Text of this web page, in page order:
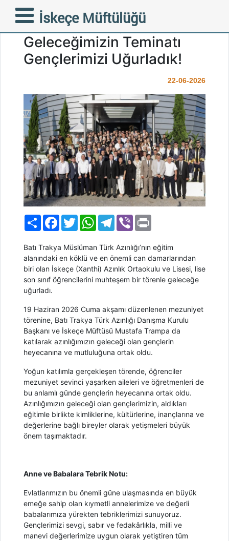
İskeçe Müftülüğü
İskeçe Azınlık Lisesi’nde
Mezuniyet Coşkusu:
Geleceğimizin Teminatı
Gençlerimizi Uğurladık!
22-06-2026
PaylaşFacebook
TwitterWhatsAppTelegram
Viber
Batı Trakya Müslüman Türk Azınlığı’nın eğitim
alanındaki en köklü ve en önemli can damarlarından
biri olan İskeçe (Xanthi) Azınlık Ortaokulu ve Lisesi, lise
son sınıf öğrencilerini muhteşem bir törenle geleceğe
uğurladı.
19 Haziran 2026 Cuma akşamı düzenlenen mezuniyet
törenine, Batı Trakya Türk Azınlığı Danışma Kurulu
Başkanı ve İskeçe Müftüsü Mustafa Trampa da
katılarak azınlığımızın geleceği olan gençlerin
heyecanına ve mutluluğuna ortak oldu.
Yoğun katılımla gerçekleşen törende, öğrenciler
mezuniyet sevinci yaşarken aileleri ve öğretmenleri de
bu anlamlı günde gençlerin heyecanına ortak oldu.
Azınlığımızın geleceği olan gençlerimizin, aldıkları
eğitimle birlikte kimliklerine, kültürlerine, inançlarına ve
değerlerine bağlı bireyler olarak yetişmeleri büyük
önem taşımaktadır.
Anne ve Babalara Tebrik Notu:
Evlatlarımızın bu önemli güne ulaşmasında en büyük
emeğe sahip olan kıymetli annelerimize ve değerli
babalarımıza yürekten tebriklerimizi sunuyoruz.
Gençlerimizi sevgi, sabır ve fedakârlıkla, milli ve
manevi değerlerimize uygun olarak yetiştiren tüm